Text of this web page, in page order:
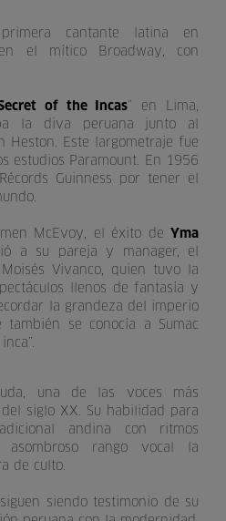
cantante latina en
el mítico Broadway, con
of the Incas” en Lima,
la diva peruana junto al
Heston. Este largometraje fue
estudios Paramount. En 1956
Guinness por tener el
McEvoy, el éxito deYma
a su pareja y manager, el
Vivanco, quien tuvo la
llenos de fantasía y
la grandeza del imperio
se conocía a Sumac
una de las voces más
siglo XX. Su habilidad para
andina con ritmos
asombroso rango vocal la
de culto.
siendo testimonio de su